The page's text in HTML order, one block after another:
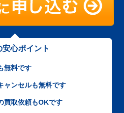
安心ポイント
無料です
ャンセルも無料です
買取依頼もOKです